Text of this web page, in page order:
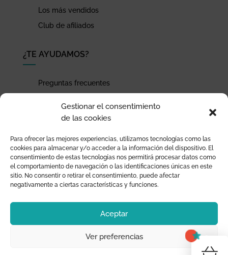
Gestionar el consentimiento
de las cookies
Para ofrecer las mejores experiencias, utilizamos tecnologías como las
cookies para almacenar y/o acceder a la información del dispositivo. El
consentimiento de estas tecnologías nos permitirá procesar datos como
el comportamiento de navegación o las identificaciones únicas en este
sitio. No consentir o retirar el consentimiento, puede afectar
negativamente a ciertas características y funciones.
Aceptar
Ver preferencias
Los más vendidos
Club de afiliados
¿TE AYUDAMOS?
Preguntas frecuentes
Pago seguro
Devoluciones y garantía